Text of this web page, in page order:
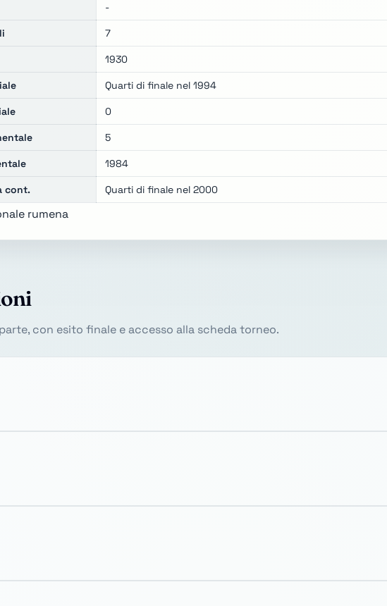
-
7
1930
Quarti di finale nel 1994
0
5
1984
cont. Quarti di finale nel 2000
rumena
con esito finale e accesso alla scheda torneo.